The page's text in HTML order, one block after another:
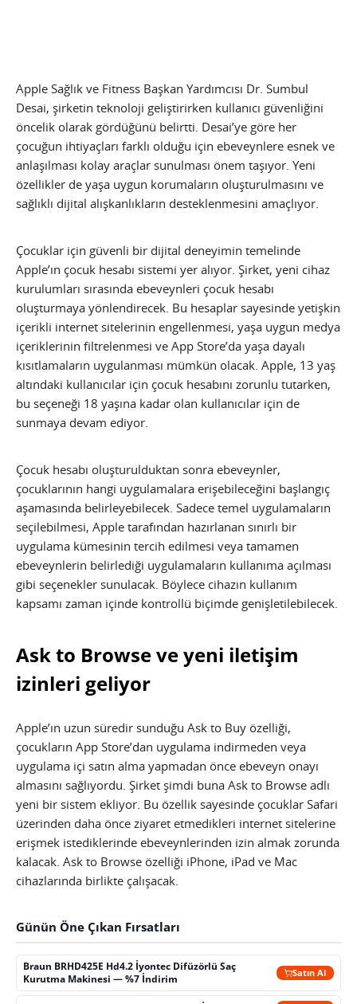
Apple Sağlık ve Fitness Başkan Yardımcısı Dr. Sumbul
Desai, şirketin teknoloji geliştirirken kullanıcı güvenliğini
öncelik olarak gördüğünü belirtti. Desai’ye göre her
çocuğun ihtiyaçları farklı olduğu için ebeveynlere esnek ve
anlaşılması kolay araçlar sunulması önem taşıyor. Yeni
özellikler de yaşa uygun korumaların oluşturulmasını ve
sağlıklı dijital alışkanlıkların desteklenmesini amaçlıyor.
Çocuklar için güvenli bir dijital deneyimin temelinde
Apple’ın çocuk hesabı sistemi yer alıyor. Şirket, yeni cihaz
kurulumları sırasında ebeveynleri çocuk hesabı
oluşturmaya yönlendirecek. Bu hesaplar sayesinde yetişkin
içerikli internet sitelerinin engellenmesi, yaşa uygun medya
içeriklerinin filtrelenmesi ve App Store’da yaşa dayalı
kısıtlamaların uygulanması mümkün olacak. Apple, 13 yaş
altındaki kullanıcılar için çocuk hesabını zorunlu tutarken,
bu seçeneği 18 yaşına kadar olan kullanıcılar için de
sunmaya devam ediyor.
Çocuk hesabı oluşturulduktan sonra ebeveynler,
çocuklarının hangi uygulamalara erişebileceğini başlangıç
aşamasında belirleyebilecek. Sadece temel uygulamaların
seçilebilmesi, Apple tarafından hazırlanan sınırlı bir
uygulama kümesinin tercih edilmesi veya tamamen
ebeveynlerin belirlediği uygulamaların kullanıma açılması
gibi seçenekler sunulacak. Böylece cihazın kullanım
kapsamı zaman içinde kontrollü biçimde genişletilebilecek.
Ask to Browse ve yeni iletişim
izinleri geliyor
Apple’ın uzun süredir sunduğu Ask to Buy özelliği,
çocukların App Store’dan uygulama indirmeden veya
uygulama içi satın alma yapmadan önce ebeveyn onayı
almasını sağlıyordu. Şirket şimdi buna Ask to Browse adlı
yeni bir sistem ekliyor. Bu özellik sayesinde çocuklar Safari
üzerinden daha önce ziyaret etmedikleri internet sitelerine
erişmek istediklerinde ebeveynlerinden izin almak zorunda
kalacak. Ask to Browse özelliği iPhone, iPad ve Mac
cihazlarında birlikte çalışacak.
Günün Öne Çıkan Fırsatları
Braun BRHD425E Hd4.2 İyontec Difüzörlü Saç
Kurutma Makinesi — %7 İndirim
Satın Al